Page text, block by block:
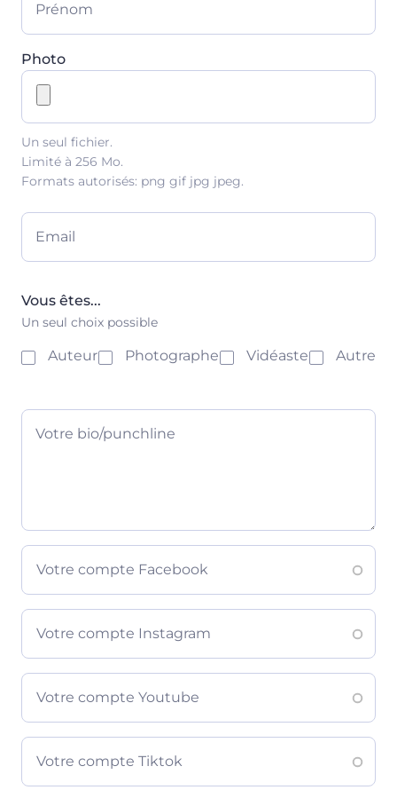
Prénom
Photo
Un seul fichier.
Limité à 256 Mo.
Formats autorisés: png gif jpg jpeg.
Email
Vous êtes...
Un seul choix possible
Auteur Photographe Vidéaste Autre
Votre bio/punchline